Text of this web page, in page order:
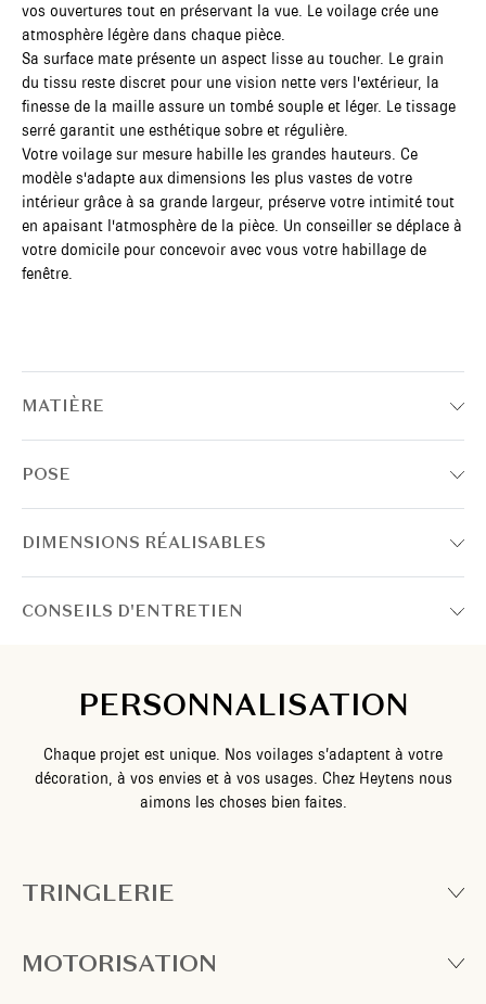
vos ouvertures tout en préservant la vue. Le voilage crée une
atmosphère légère dans chaque pièce.
Sa surface mate présente un aspect lisse au toucher. Le grain
du tissu reste discret pour une vision nette vers l'extérieur, la
finesse de la maille assure un tombé souple et léger. Le tissage
serré garantit une esthétique sobre et régulière.
Votre voilage sur mesure habille les grandes hauteurs. Ce
modèle s'adapte aux dimensions les plus vastes de votre
intérieur grâce à sa grande largeur, préserve votre intimité tout
en apaisant l'atmosphère de la pièce. Un conseiller se déplace à
votre domicile pour concevoir avec vous votre habillage de
fenêtre.
MATIÈRE
POSE
DIMENSIONS RÉALISABLES
CONSEILS D'ENTRETIEN
PERSONNALISATION
Chaque projet est unique. Nos voilages s’adaptent à votre
décoration, à vos envies et à vos usages. Chez Heytens nous
aimons les choses bien faites.
TRINGLERIE
MOTORISATION